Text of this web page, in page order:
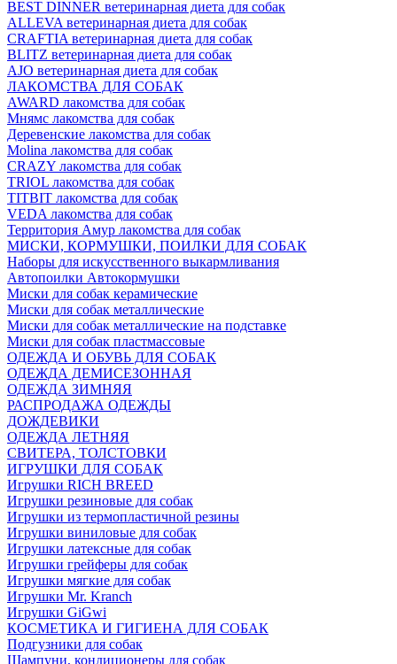
BEST DINNER ветеринарная диета для собак
ALLEVA ветеринарная диета для собак
CRAFTIA ветеринарная диета для собак
BLITZ ветеринарная диета для собак
AJO ветеринарная диета для собак
ЛАКОМСТВА ДЛЯ СОБАК
AWARD лакомства для собак
Мнямс лакомства для собак
Деревенские лакомства для собак
Molina лакомства для собак
CRAZY лакомства для собак
TRIOL лакомства для собак
TITBIT лакомства для собак
VEDA лакомства для собак
Территория Амур лакомства для собак
МИСКИ, КОРМУШКИ, ПОИЛКИ ДЛЯ СОБАК
Наборы для искусственного выкармливания
Автопоилки Автокормушки
Миски для собак керамические
Миски для собак металлические
Миски для собак металлические на подставке
Миски для собак пластмассовые
ОДЕЖДА И ОБУВЬ ДЛЯ СОБАК
ОДЕЖДА ДЕМИСЕЗОННАЯ
ОДЕЖДА ЗИМНЯЯ
РАСПРОДАЖА ОДЕЖДЫ
ДОЖДЕВИКИ
ОДЕЖДА ЛЕТНЯЯ
СВИТЕРА, ТОЛСТОВКИ
ИГРУШКИ ДЛЯ СОБАК
Игрушки RICH BREED
Игрушки резиновые для собак
Игрушки из термопластичной резины
Игрушки виниловые для собак
Игрушки латексные для собак
Игрушки грейферы для собак
Игрушки мягкие для собак
Игрушки Mr. Kranch
Игрушки GiGwi
КОСМЕТИКА И ГИГИЕНА ДЛЯ СОБАК
Подгузники для собак
Шампуни, кондиционеры для собак